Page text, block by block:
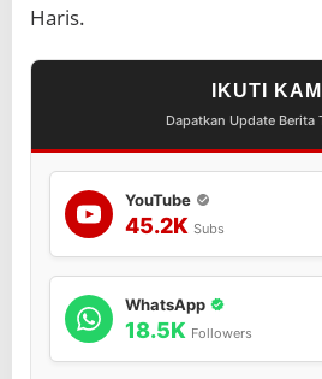
o
r
u
p
A
D
D
Haris.
IKUTI KAMI
Dapatkan Update Berita
YouTube
45.2K Subs
WhatsApp
18.5K Followers